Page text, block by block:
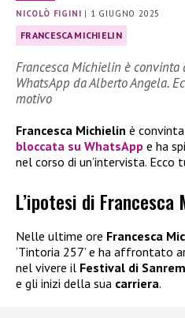
NICOLÒ FIGINI | 1 GIUGNO 2025
FRANCESCA MICHIELIN
Francesca Michielin è convinta
WhatsApp da Alberto Angela.
motivo
Francesca Michielin è
bloccata su WhatsApp e ha
nel corso di un’intervista.
L’ipotesi di Francesca
Nelle ultime ore Francesca
‘Tintoria 257’ e ha affrontato
nel vivere il Festival di
e gli inizi della sua carriera.